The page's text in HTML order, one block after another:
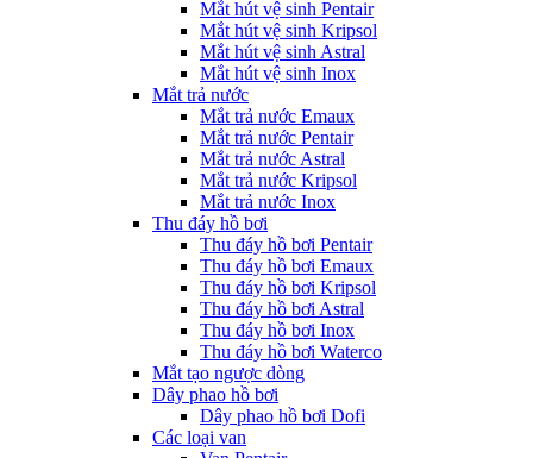
Mắt hút vệ sinh Pentair
Mắt hút vệ sinh Kripsol
Mắt hút vệ sinh Astral
Mắt hút vệ sinh Inox
Mắt trả nước
Mắt trả nước Emaux
Mắt trả nước Pentair
Mắt trả nước Astral
Mắt trả nước Kripsol
Mắt trả nước Inox
Thu đáy hồ bơi
Thu đáy hồ bơi Pentair
Thu đáy hồ bơi Emaux
Thu đáy hồ bơi Kripsol
Thu đáy hồ bơi Astral
Thu đáy hồ bơi Inox
Thu đáy hồ bơi Waterco
Mắt tạo ngược dòng
Dây phao hồ bơi
Dây phao hồ bơi Dofi
Các loại van